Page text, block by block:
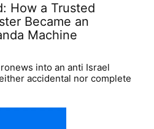
How a Trusted
Became an
Machine
into an anti Israel
accidental nor complete